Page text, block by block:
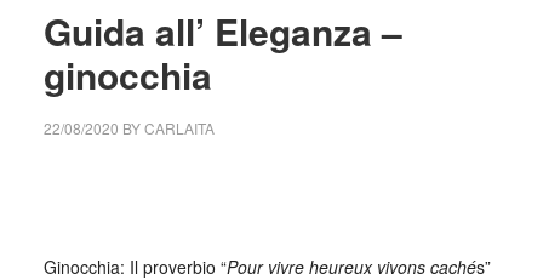
Guida all’ Eleganza –
ginocchia
22/08/2020 BYCARLAITA
Ginocchia: Il proverbio “Pour vivre heureux vivons cachés”